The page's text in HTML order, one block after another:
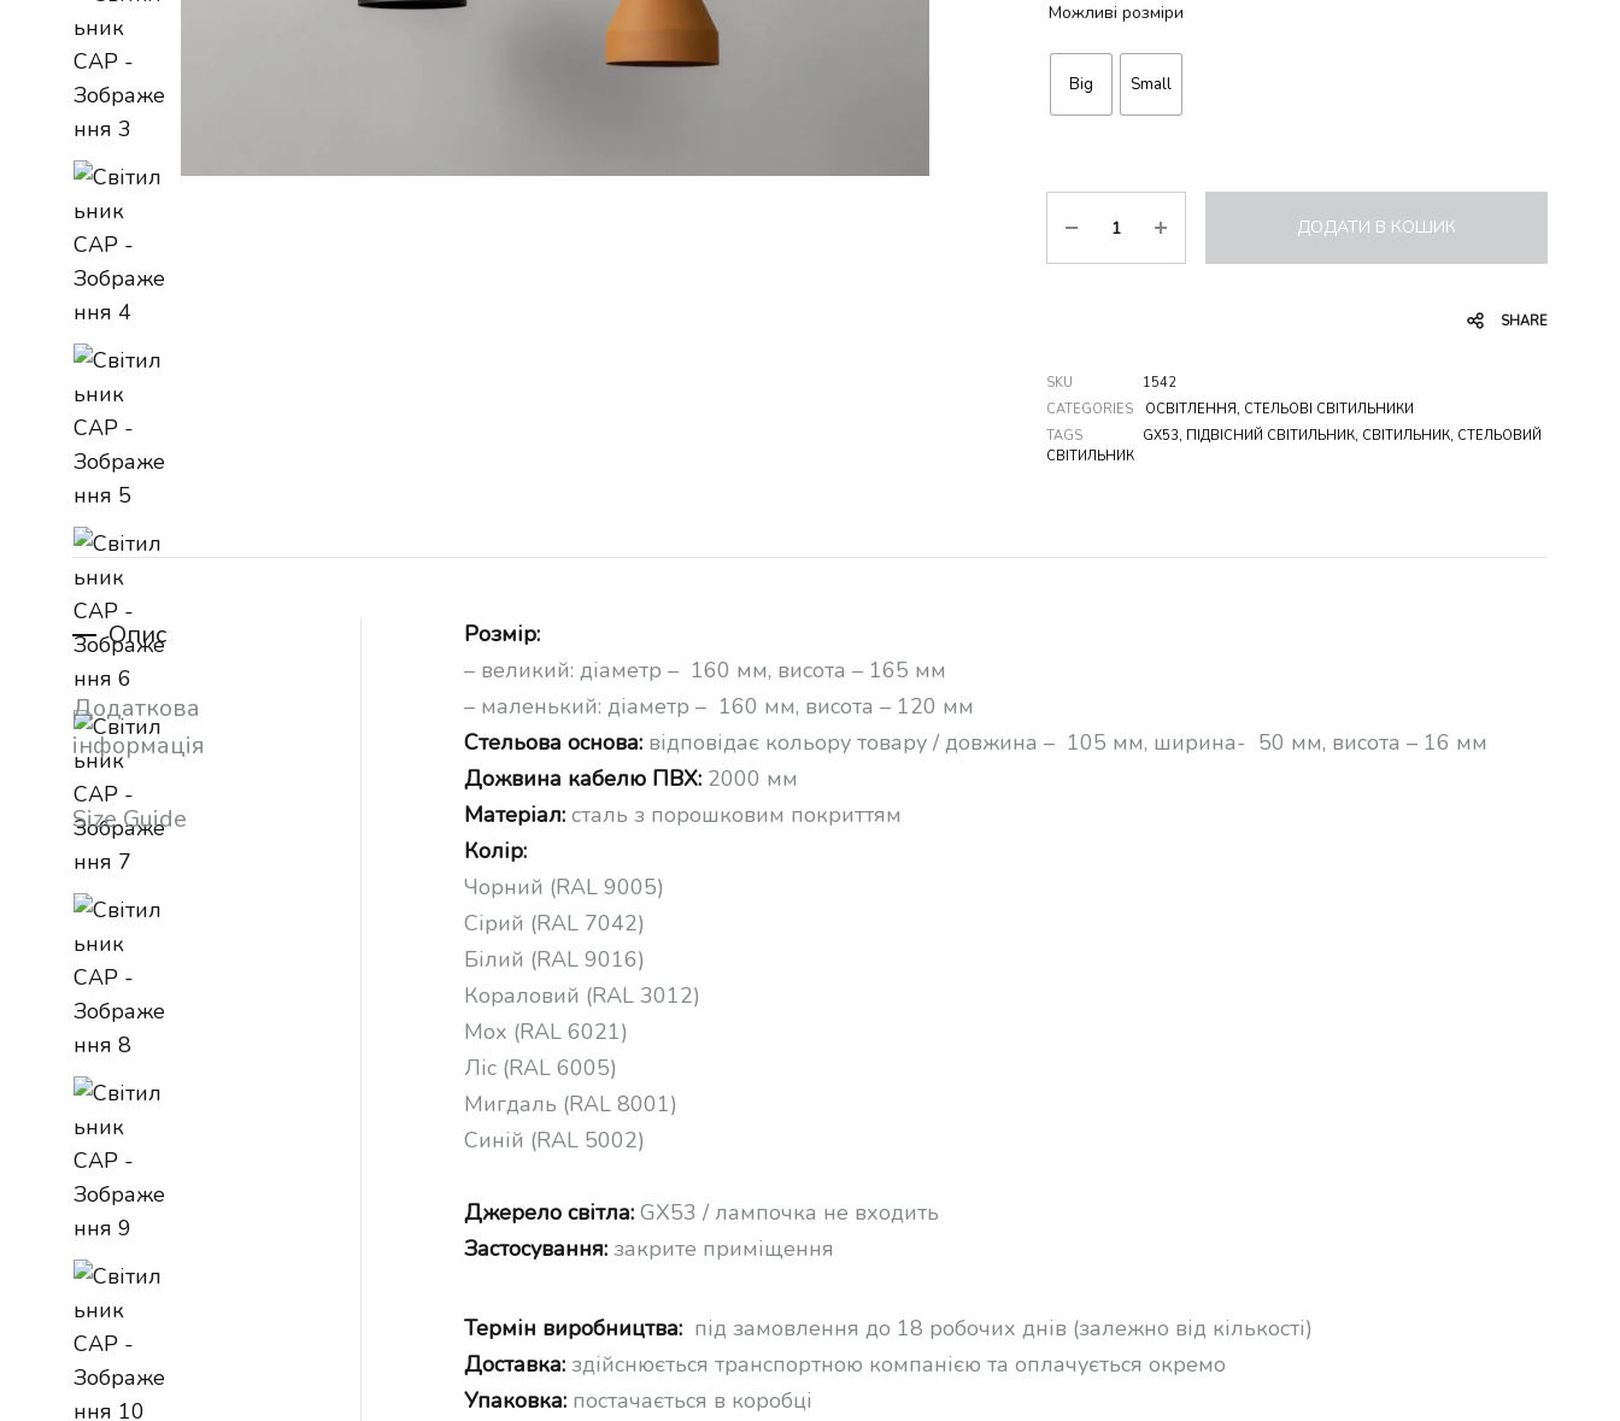
Можливі розміри
Big Small
ДОДАТИ В КОШИК
SHARE
SKU
1542
CATEGORIES
ОСВІТЛЕННЯ, СТЕЛЬОВІ СВІТИЛЬНИКИ
TAGS
GX53, ПІДВІСНИЙ СВІТИЛЬНИК, СВІТИЛЬНИК, СТЕЛЬОВИЙ
СВІТИЛЬНИК
Опис
Додаткова
інформація
Size Guide
Розмір:
– великий: діаметр – 160 мм, висота – 165 мм
– маленький: діаметр – 160 мм, висота – 120 мм
Стельова основа: відповідає кольору товару / довжина – 105 мм, ширина- 50 мм, висота – 16 мм
Дожвина кабелю ПВХ: 2000 мм
Матеріал: сталь з порошковим покриттям
Колір:
Чорний (RAL 9005)
Сірий (RAL 7042)
Білий (RAL 9016)
Кораловий (RAL 3012)
Мох (RAL 6021)
Ліс (RAL 6005)
Мигдаль (RAL 8001)
Синій (RAL 5002)
Джерело світла: GX53 / лампочка не входить
Застосування: закрите приміщення
Термін виробництва: під замовлення до 18 робочих днів (залежно від кількості)
Доставка: здійснюється транспортною компанією та оплачується окремо
Упаковка: постачається в коробці